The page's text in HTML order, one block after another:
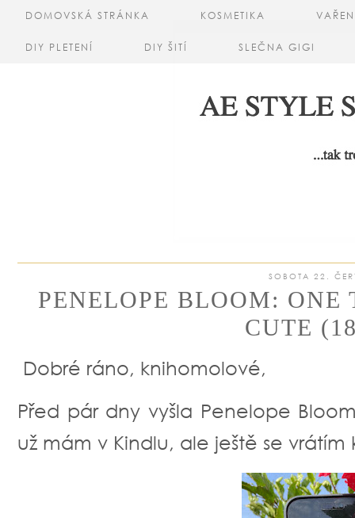
DOMOVSKÁ STRÁNKA KOSMETIKA
DIY PLETENÍ DIY ŠITÍ SLEČNA GIGI
SOBOTA 22.
PENELOPE BLOOM:
CUTE
Dobré ráno, knihomolové,
Před pár dny vyšla Penelope
už mám v Kindlu, ale ještě se